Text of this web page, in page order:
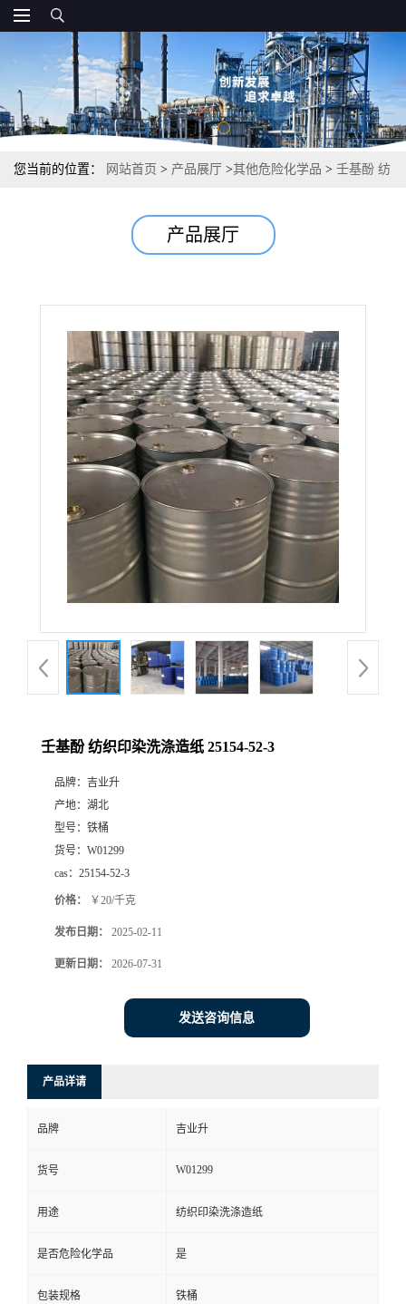
您当前的位置： 网站首页 > 产品展厅 >其他危险化学品 > 壬基酚 纺
产品展厅
壬基酚 纺织印染洗涤造纸 25154-52-3
品牌： 吉业升
产地： 湖北
型号： 铁桶
货号： W01299
cas： 25154-52-3
价格： ￥20/千克
发布日期： 2025-02-11
更新日期： 2026-07-31
发送咨询信息
产品详请
品牌 吉业升
货号 W01299
用途 纺织印染洗涤造纸
是否危险化学品 是
包装规格 铁桶